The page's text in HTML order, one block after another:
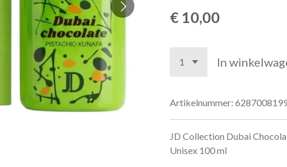
€ 10,00
In
Artikelnummer:
JD Collection Dubai
Unisex 100 ml